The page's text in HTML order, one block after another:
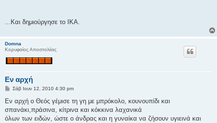
...Και δημιούργησε το ΙΚΑ.
Domna
Κορυφαίος Αποστολέας
Εν αρχή
Δ
μ
σ
ί
Σάβ Ιουν 12, 2010 4:30 pm
Εν αρχή ο Θεός γέμισε τη γη με μπρόκολο, κουνουπίδι και
σπανάκι,πράσινα, κίτρινα και κόκκινα λαχανικά
όλων των ειδών, ώστε ο άνδρας και η γυναίκα να ζήσουν υγιεινά και